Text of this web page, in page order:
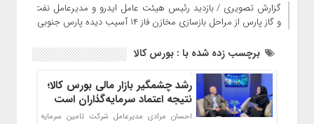
گزارش تصویری / بازدید رئیس هیئت عامل ایدرو و مدیرعامل نفت
و گاز پارس از مراحل بازسازی مخازن فاز ۱۴ آسیب دیده پارس جنوبی
برچسب زده شده با : بورس کالا
رشد چشمگیر بازار مالی بورس کالا؛
نتیجه اعتماد سرمایه‌گذاران است
احسان مرادی مدیرعامل شرکت تامین سرمایه